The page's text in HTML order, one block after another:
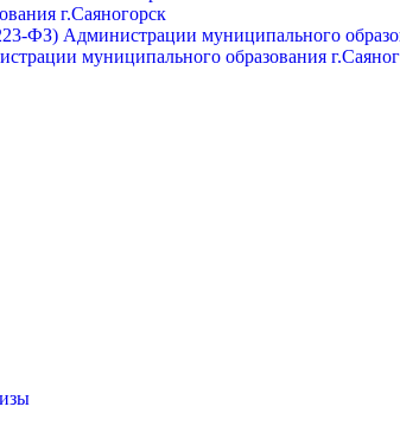
г.Саяногорск
ФЗ) Администрации муниципального
муниципального образования